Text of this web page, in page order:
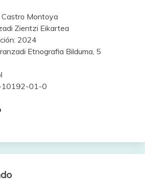
Castro Montoya
Zientzi Eikartea
2024
Etnografia Bilduma, 5
10192-01-0